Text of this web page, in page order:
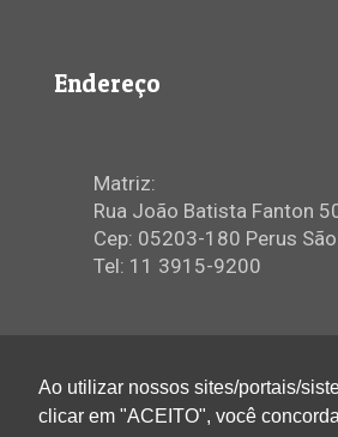
Endereço
Matriz:
Rua João Batista Fanton
Cep: 05203-180 Perus
Tel: 11 3915-9200
Ao utilizar nossos sites/portais/
clicar em "ACEITO", você concorda